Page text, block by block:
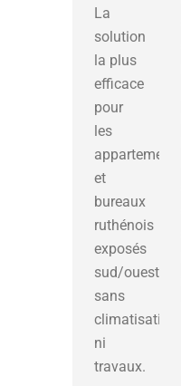
La
solution
la plus
efficace
pour
les
appartements
et
bureaux
ruthénois
exposés
sud/ouest,
sans
climatisation
ni
travaux.